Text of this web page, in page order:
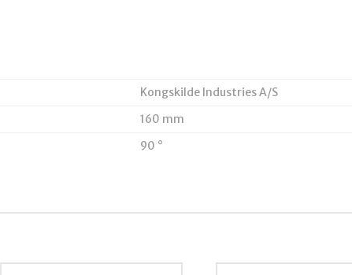
Kongskilde Industries A/S
160 mm
90 °